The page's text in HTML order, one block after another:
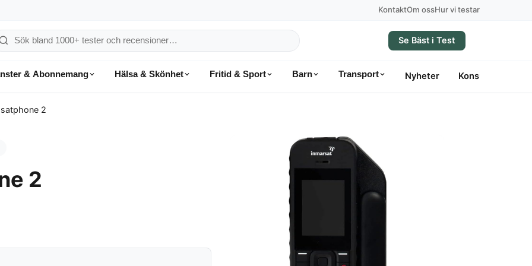
KontaktOm ossHur vi testar
Se Bäst i Test
& Abonnemang Hälsa & Skönhet Fritid & Sport Barn Transport Nyheter
2
2